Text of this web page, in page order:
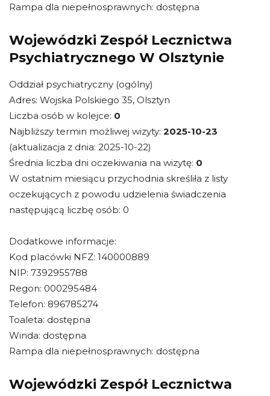
Rampa dla niepełnosprawnych: dostępna
Wojewódzki Zespół Lecznictwa
Psychiatrycznego W Olsztynie
Oddział psychiatryczny (ogólny)
Adres: Wojska Polskiego 35, Olsztyn
Liczba osób w kolejce: 0
Najbliższy termin możliwej wizyty: 2025-10-23
(aktualizacja z dnia: 2025-10-22)
Średnia liczba dni oczekiwania na wizytę: 0
W ostatnim miesiącu przychodnia skreśliła z listy
oczekujących z powodu udzielenia świadczenia
następującą liczbę osób: 0
Dodatkowe informacje:
Kod placówki NFZ: 140000889
NIP: 7392955788
Regon: 000295484
Telefon: 896785274
Toaleta: dostępna
Winda: dostępna
Rampa dla niepełnosprawnych: dostępna
Wojewódzki Zespół Lecznictwa